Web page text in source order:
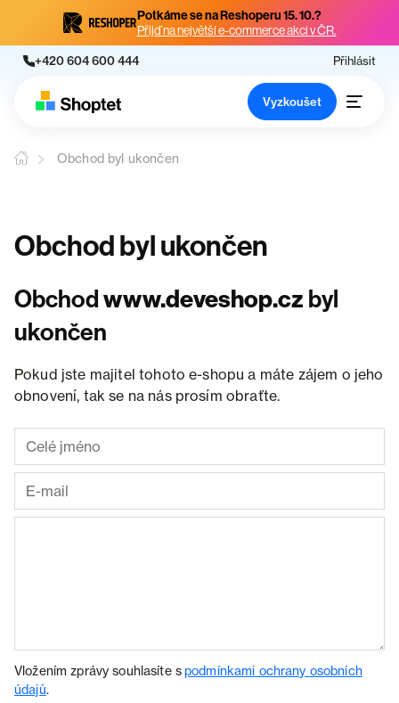
Potkáme se na Reshoperu 15. 10.?
Přijď na největší e-commerce akci v ČR.
+420 604 600 444 Přihlásit
Vyzkoušet
Obchod byl ukončen
Obchod byl ukončen
Obchodwww.deveshop.cz byl
ukončen
Pokud jste majitel tohoto e-shopu a máte zájem o jeho
obnovení, tak se na nás prosím obraťte.
Vložením zprávy souhlasíte spodmínkami ochrany osobních
údajů.